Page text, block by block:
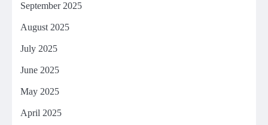
September 2025
August 2025
July 2025
June 2025
May 2025
April 2025